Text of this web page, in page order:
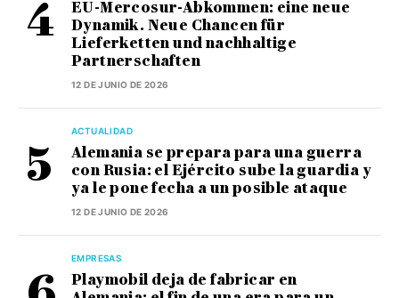
EU-Mercosur-Abkommen: eine neue
Dynamik. Neue Chancen für
Lieferketten und nachhaltige
Partnerschaften
12 DE JUNIO DE 2026
ACTUALIDAD
Alemania se prepara para una guerra
con Rusia: el Ejército sube la guardia y
ya le pone fecha a un posible ataque
12 DE JUNIO DE 2026
EMPRESAS
Playmobil deja de fabricar en